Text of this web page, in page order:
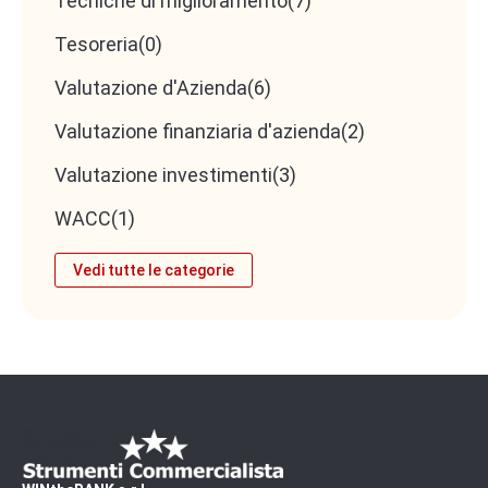
chiarezza degli obiettivi strategici sono elementi
che favoriscono l’accesso a nuove risorse e
all’incremento del valore aziendale.
Tesoreria(0)
Valutazione d'Azienda(6)
Valutazione finanziaria d'azienda(2)
Valutazione investimenti(3)
WACC(1)
Vedi tutte le categorie